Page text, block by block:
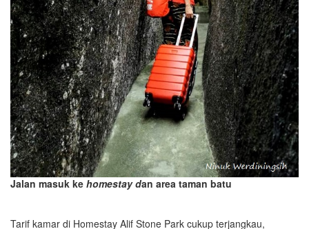
Jalan masuk ke homestay dan area taman batu
Tarif kamar di Homestay Alif Stone Park cukup terjangkau,